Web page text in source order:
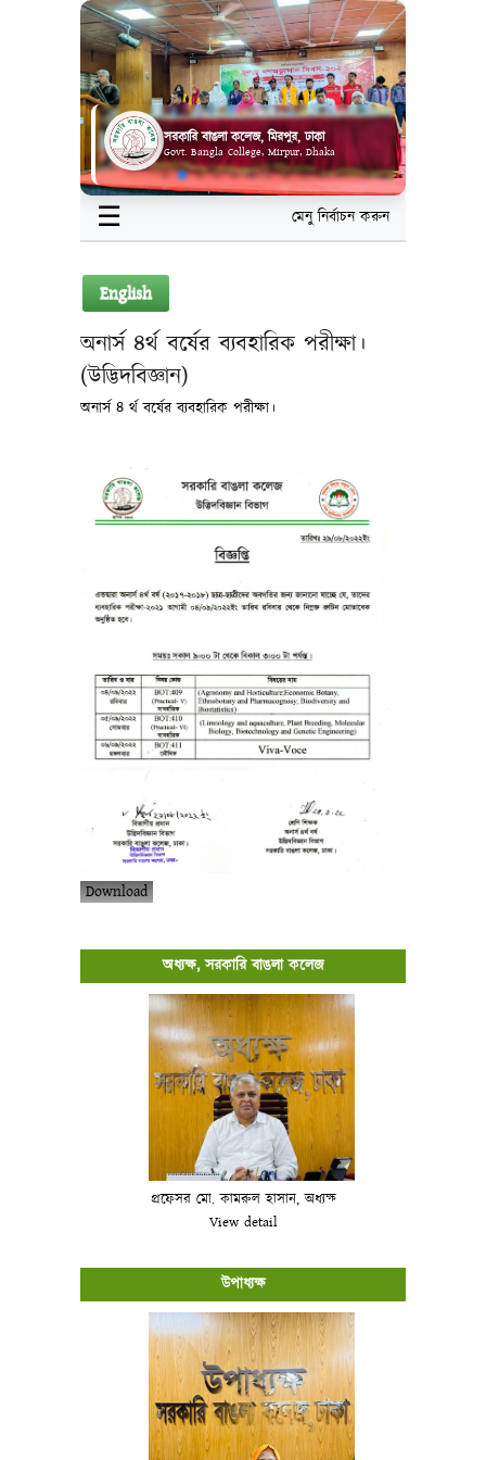
সরকারি বাঙলা কলেজ, মিরপুর, ঢাকা
Govt. Bangla College, Mirpur, Dhaka
☰ মেনু নির্বাচন করুন
English
অনার্স ৪র্থ বর্ষের ব্যবহারিক পরীক্ষা।
(উদ্ভিদবিজ্ঞান)
অনার্স ৪ র্থ বর্ষের ব্যবহারিক পরীক্ষা।
Download
অধ্যক্ষ, সরকারি বাঙলা কলেজ
প্রফেসর মো. কামরুল হাসান, অধ্যক্ষ
View detail
উপাধ্যক্ষ